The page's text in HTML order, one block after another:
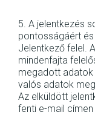
5. A jelentkezés
pontosságáért
Jelentkező felel.
mindenfajta
megadott adatok
valós adatok
Az elküldött
fenti e-mail címen